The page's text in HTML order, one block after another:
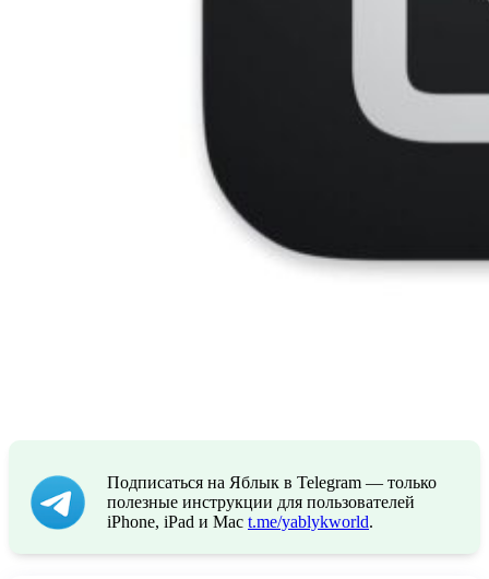
Подписаться на Яблык в Telegram — только
полезные инструкции для пользователей
iPhone, iPad и Mac t.me/yablykworld.